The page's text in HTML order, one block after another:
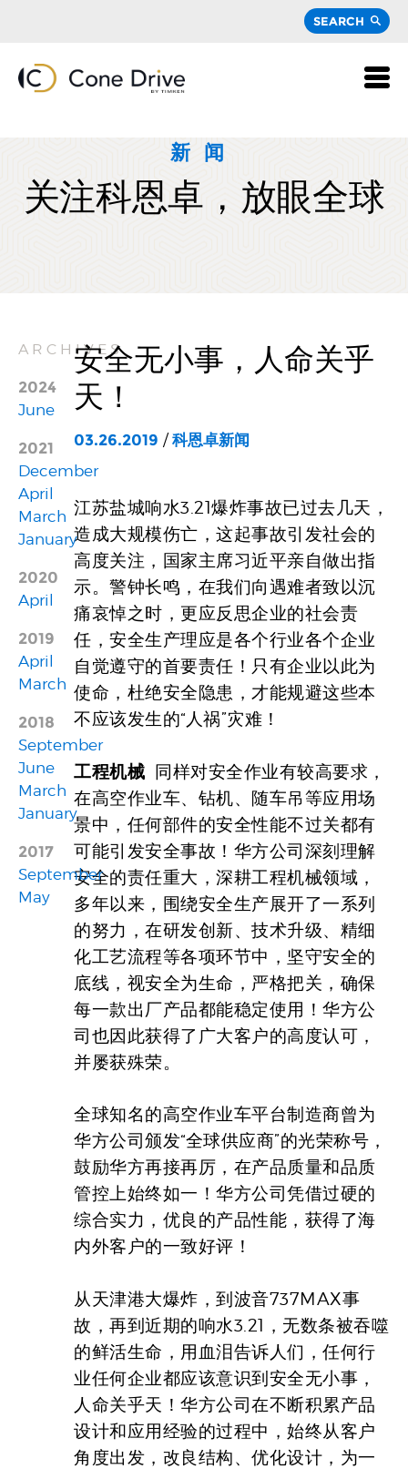
SEARCH
新闻
关注科恩卓，放眼全球
ARCHIVES
2024
June
2021
December
April
March
January
2020
April
2019
April
March
2018
September
June
March
January
2017
September
May
安全无小事，人命关乎
天！
03.26.2019 /科恩卓新闻
江苏盐城响水3.21爆炸事故已过去几天，
造成大规模伤亡，这起事故引发社会的
高度关注，国家主席习近平亲自做出指
示。警钟长鸣，在我们向遇难者致以沉
痛哀悼之时，更应反思企业的社会责
任，安全生产理应是各个行业各个企业
自觉遵守的首要责任！只有企业以此为
使命，杜绝安全隐患，才能规避这些本
不应该发生的“人祸”灾难！
工程机械 同样对安全作业有较高要求，
在高空作业车、钻机、随车吊等应用场
景中，任何部件的安全性能不过关都有
可能引发安全事故！华方公司深刻理解
安全的责任重大，深耕工程机械领域，
多年以来，围绕安全生产展开了一系列
的努力，在研发创新、技术升级、精细
化工艺流程等各项环节中，坚守安全的
底线，视安全为生命，严格把关，确保
每一款出厂产品都能稳定使用！华方公
司也因此获得了广大客户的高度认可，
并屡获殊荣。
全球知名的高空作业车平台制造商曾为
华方公司颁发“全球供应商”的光荣称号，
鼓励华方再接再厉，在产品质量和品质
管控上始终如一！华方公司凭借过硬的
综合实力，优良的产品性能，获得了海
内外客户的一致好评！
从天津港大爆炸，到波音737MAX事
故，再到近期的响水3.21，无数条被吞噬
的鲜活生命，用血泪告诉人们，任何行
业任何企业都应该意识到安全无小事，
人命关乎天！华方公司在不断积累产品
设计和应用经验的过程中，始终从客户
角度出发，改良结构、优化设计，为一